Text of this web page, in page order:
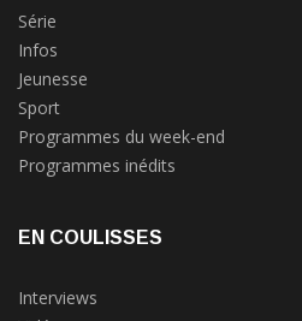
Série
Infos
Jeunesse
Sport
Programmes du week-end
Programmes inédits
EN COULISSES
Interviews